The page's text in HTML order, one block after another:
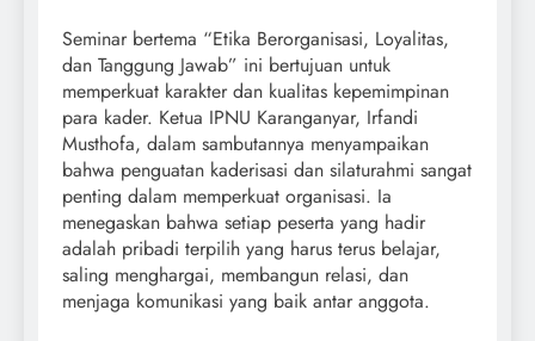
Seminar bertema “Etika Berorganisasi, Loyalitas,
dan Tanggung Jawab” ini bertujuan untuk
memperkuat karakter dan kualitas kepemimpinan
para kader. Ketua IPNU Karanganyar, Irfandi
Musthofa, dalam sambutannya menyampaikan
bahwa penguatan kaderisasi dan silaturahmi sangat
penting dalam memperkuat organisasi. Ia
menegaskan bahwa setiap peserta yang hadir
adalah pribadi terpilih yang harus terus belajar,
saling menghargai, membangun relasi, dan
menjaga komunikasi yang baik antar anggota.